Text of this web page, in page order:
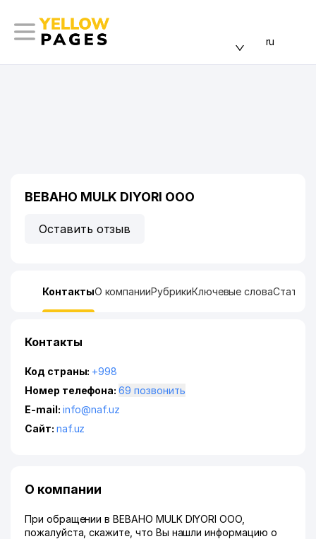
ru
BEBAHO MULK DIYORI ООО
Оставить отзыв
КонтактыО компанииРубрикиКлючевые слова
Контакты
Код страны: +998
Номер телефона:
69 позвонить
E-mail: info@naf.uz
Сайт: naf.uz
О компании
При обращении в BEBAHO MULK DIYORI ООО,
пожалуйста, скажите, что Вы нашли информацию о